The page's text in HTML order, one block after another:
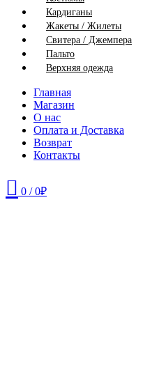
Кардиганы
Жакеты / Жилеты
Свитера / Джемпера
Пальто
Верхняя одежда
Главная
Магазин
О нас
Оплата и Доставка
Возврат
Контакты
0 / 0₽